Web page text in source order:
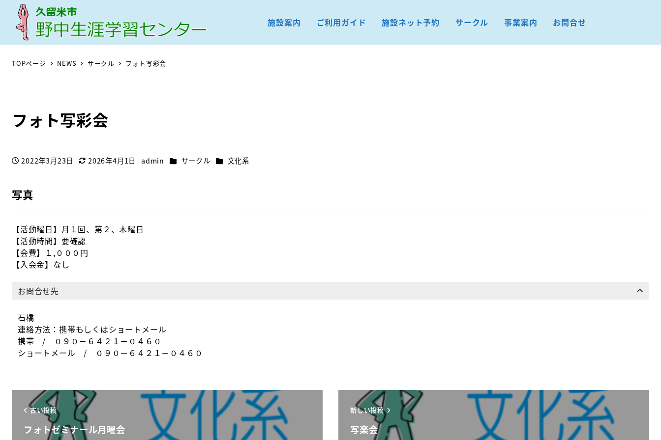
施設案内 ご利用ガイド 施設ネット予約 サークル 事業案内 お問合せ
TOPページ NEWS サークル フォト写彩会
フォト写彩会
2022年3月23日
2026年4月1日
admin カテゴリー
サークル カテゴリー
文化系
写真
【活動曜日】月１回、第２、木曜日
【活動時間】要確認
【会費】１,０００円
【入会金】なし
お問合せ先
石橋
連絡方法：携帯もしくはショートメール
携帯 / ０９０－６４２１－０４６０
ショートメール / ０９０－６４２１－０４６０
古い投稿
フォトゼミナール月曜会
新しい投稿
写楽会